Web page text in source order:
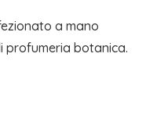
a mano
profumeria botanica.